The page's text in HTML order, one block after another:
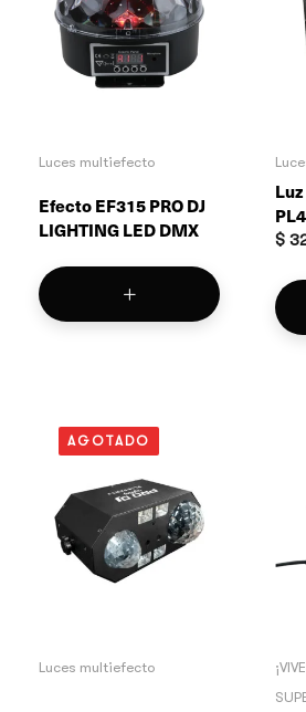
Luces multiefecto
Efecto EF315 PRO DJ
LIGHTING LED DMX
$
AGOTADO
Luces multiefecto